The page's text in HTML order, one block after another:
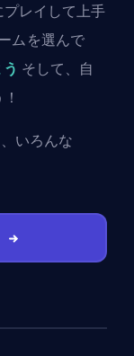
レイして上手
ムを選んで
そして、自
いろんな